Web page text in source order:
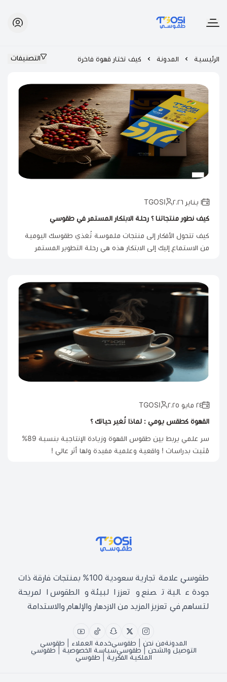
طقوسي | TGOSI
الرئيسية المدونة كيف تختار قهوة فاخرة التصنيفات
١ يناير ٢٠٢٦
كيف نطور منتجاتنا ؟ رحلة الابتكار المستمر في طقوسي
كيف تتحول الأفكار إلى منتجات ملموسة تُغذي طقوسك اليومية
من الاستماع إليك إلى الابتكار هذه هي رحلة التطوير المستمر
٢٤ مايو ٢٠٢٥
القهوة كطقس يومي : لماذا تُغير حياتك ؟
سر علمي يربط بين طقوس القهوة وزيادة الإنتاجية بنسبة 89%
مُثبت بدراسات ! واقعية وعلمية مفيدة ولها أثر عالي !
طقوسي | TGOSIطقوسي علامة تجارية سعودية 100% بمنتجات فارقة ذات
جودة عالية تصنع وتعزز البيئة والطقوس المريحة
لتساهم في تعزيز المزيد من الازدهار والإلهام والاستدامة
المدونةمن نحن | طقوسيخدمة العملاء | طقوسي
التوصيل والشحن | طقوسيسياسة الخصوصية | طقوسي
الملكية الفكرية | طقوسي